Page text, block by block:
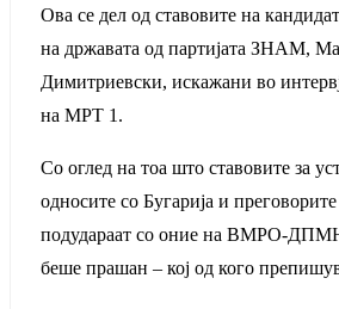
Ова се дел од ставовите на
на државата од партијата ЗНАМ,
Димитриевски, искажани во
на МРТ 1.
Со оглед на тоа што ставовите за
односите со Бугарија и
подудараат со оние на ВМРО-
беше прашан – кој од кого